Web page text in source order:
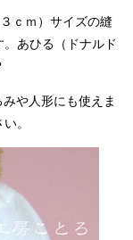
ｃｍ）サイズの縫
あひる（ドナルド
や人形にも使えま
。